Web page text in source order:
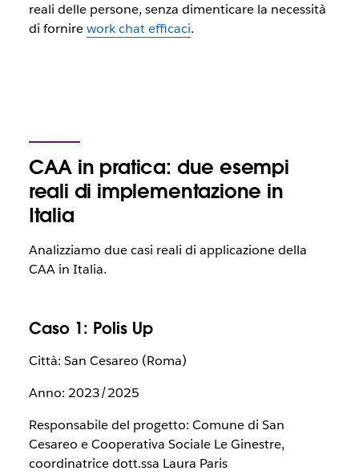
reali delle persone, senza dimenticare la necessità
di fornirework chat efficaci.
CAA in pratica: due esempi
reali di implementazione in
Italia
Analizziamo due casi reali di applicazione della
CAA in Italia.
Caso 1: Polis Up
Città: San Cesareo (Roma)
Anno: 2023/2025
Responsabile del progetto: Comune di San
Cesareo e Cooperativa Sociale Le Ginestre,
coordinatrice dott.ssa Laura Paris